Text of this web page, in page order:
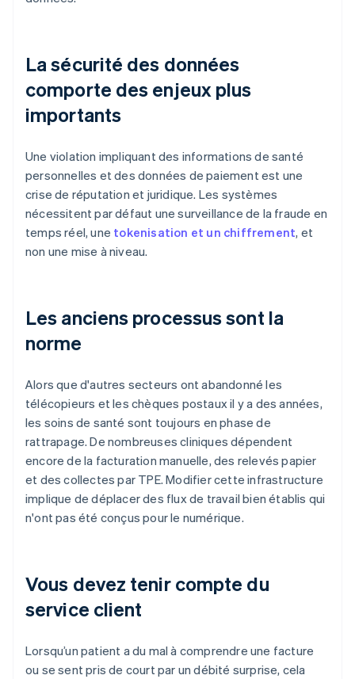
La sécurité des données
comporte des enjeux plus
importants
Une violation impliquant des informations de santé
personnelles et des données de paiement est une
crise de réputation et juridique. Les systèmes
nécessitent par défaut une surveillance de la fraude en
temps réel, une tokenisation et un chiffrement, et
non une mise à niveau.
Les anciens processus sont la
norme
Alors que d'autres secteurs ont abandonné les
télécopieurs et les chèques postaux il y a des années,
les soins de santé sont toujours en phase de
rattrapage. De nombreuses cliniques dépendent
encore de la facturation manuelle, des relevés papier
et des collectes par TPE. Modifier cette infrastructure
implique de déplacer des flux de travail bien établis qui
n'ont pas été conçus pour le numérique.
Vous devez tenir compte du
service client
Lorsqu’un patient a du mal à comprendre une facture
ou se sent pris de court par un débité surprise, cela